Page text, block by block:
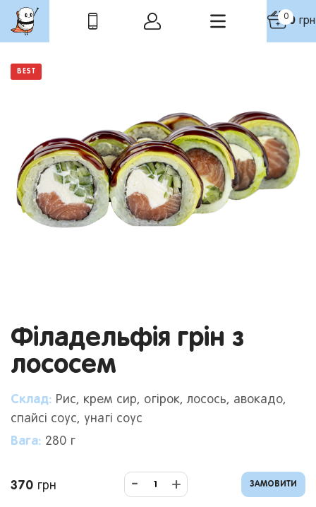
00 грн
BEST
Філадельфія грін з
лососем
Склад: Рис, крем сир, огірок, лосось, авокадо,
спайсі соус, унагі соус
Вага: 280 г
370 грн - + ЗАМОВИТИ